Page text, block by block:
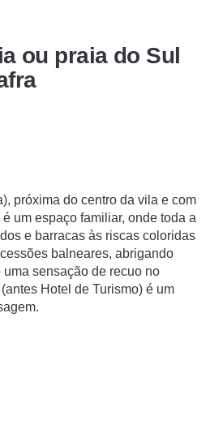
ou praia do Sul
próxima do centro da vila e com
um espaço familiar, onde toda a
e barracas às riscas coloridas
balneares, abrigando
sensação de recuo no
Hotel de Turismo) é um